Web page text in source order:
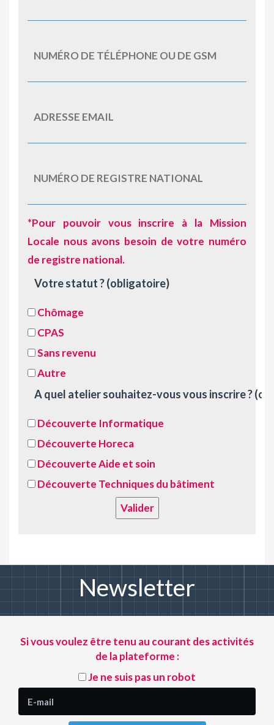
*Pour pouvoir vous inscrire à la Mission
Locale nous avons besoin de votre numéro
de registre national.
Votre statut ?(obligatoire)
Chômage
CPAS
Sans revenu
Autre
A quel atelier souhaitez-vous vous inscrire ?
Découverte Informatique
Découverte Horeca
Découverte Aide et soin
Découverte Techniques du bâtiment
Valider
Newsletter
Si vous voulez être tenu au courant des activités
de la plateforme :
Je ne suis pas un robot